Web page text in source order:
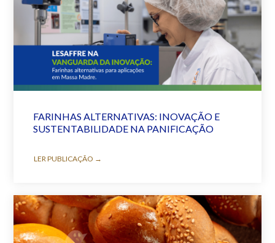
FARINHAS ALTERNATIVAS: INOVAÇÃO E
SUSTENTABILIDADE NA PANIFICAÇÃO
LER PUBLICAÇÃO →